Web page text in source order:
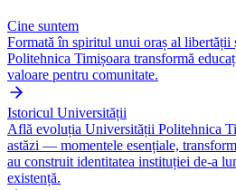
Cine suntem
Formată în spiritul unui oraș al libertății
Politehnica Timișoara transformă
valoare pentru comunitate.
Istoricul Universității
Află evoluția Universității Politehnica
astăzi — momentele esențiale,
au construit identitatea instituției de-a
existență.